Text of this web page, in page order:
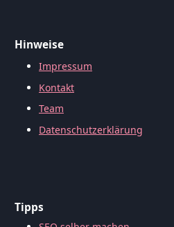
Hinweise
Impressum
Kontakt
Team
Datenschutzerklärung
Tipps